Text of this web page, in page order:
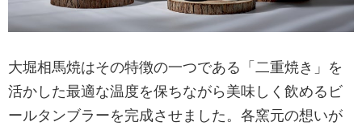
大堀相馬焼はその特徴の一つである「二重焼き」を
活かした最適な温度を保ちながら美味しく飲めるビ
ールタンブラーを完成させました。各窯元の想いが